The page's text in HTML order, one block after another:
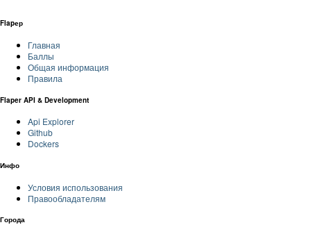
Flapер
Главная
Баллы
Общая информация
Правила
Flaper API & Development
Api Explorer
Github
Dockers
Инфо
Условия использования
Правообладателям
Города